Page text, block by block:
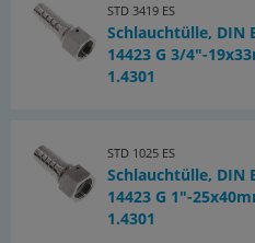
STD 3419 ES
Schlauchtülle, DIN
14423 G 3/4"-
1.4301
STD 1025 ES
Schlauchtülle, DIN
14423 G 1"-
1.4301